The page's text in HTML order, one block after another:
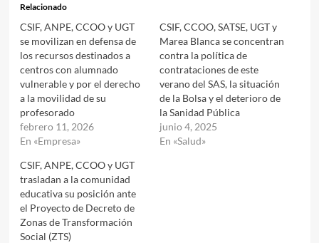
Relacionado
CSIF, ANPE, CCOO y UGT
se movilizan en defensa de
los recursos destinados a
centros con alumnado
vulnerable y por el derecho
a la movilidad de su
profesorado
febrero 11, 2026
En «Empresa»
CSIF, CCOO, SATSE, UGT y
Marea Blanca se concentran
contra la política de
contrataciones de este
verano del SAS, la situación
de la Bolsa y el deterioro de
la Sanidad Pública
junio 4, 2025
En «Salud»
CSIF, ANPE, CCOO y UGT
trasladan a la comunidad
educativa su posición ante
el Proyecto de Decreto de
Zonas de Transformación
Social (ZTS)